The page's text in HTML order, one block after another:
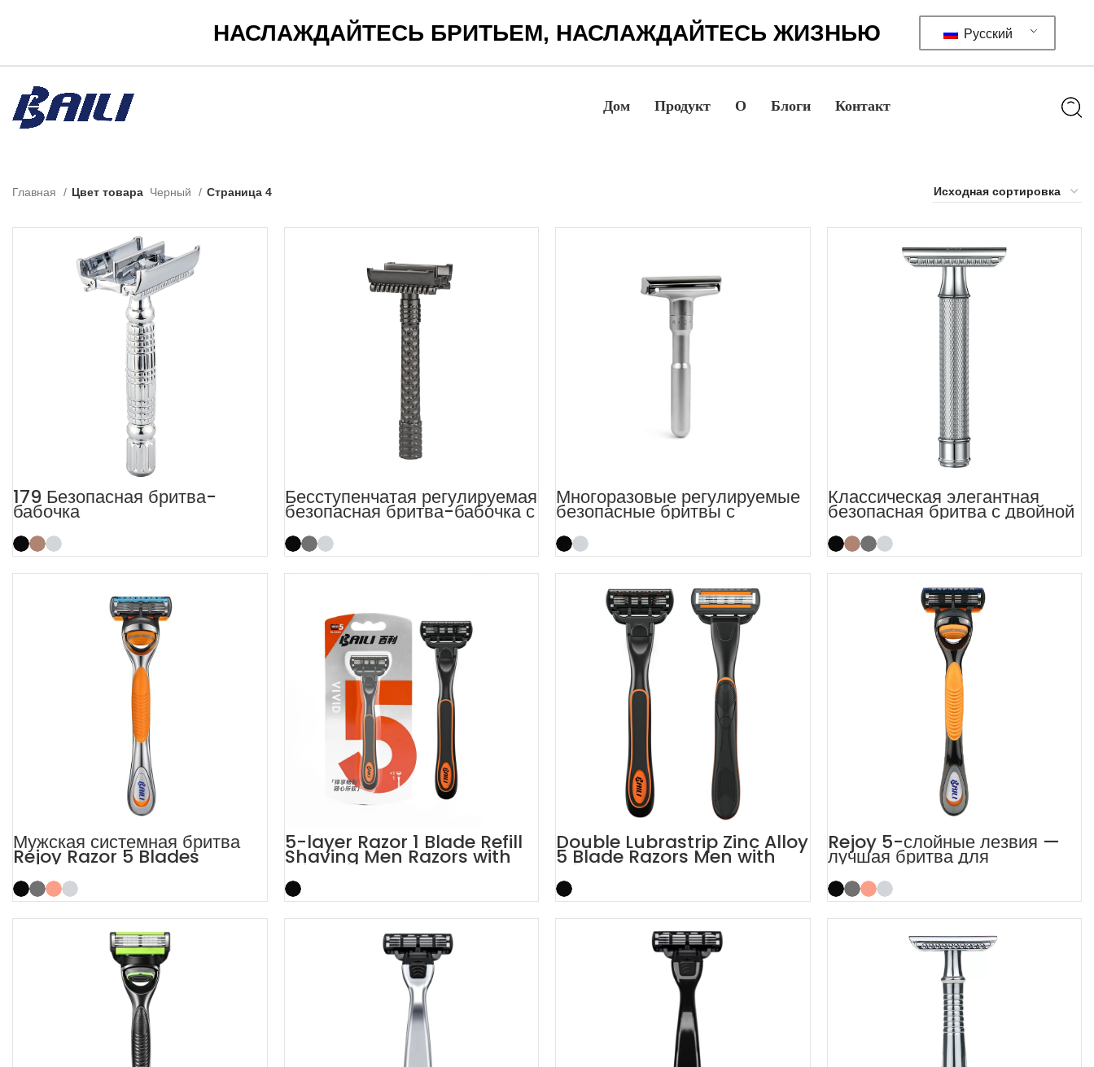
НАСЛАЖДАЙТЕСЬ БРИТЬЕМ, НАСЛАЖДАЙТЕСЬ ЖИЗНЬЮ Русский
Дом Продукт О Блоги Контакт
Главная Цвет товара Черный Страница 4
179 Безопасная бритва-
бабочка
Бесступенчатая регулируемая
безопасная бритва-бабочка с
открытым гребнем
Многоразовые регулируемые
безопасные бритвы с
двойным лезвием для
умеренной агрессивности
Классическая элегантная
безопасная бритва с двойной
кромкой Tale для мужчин
Мужская системная бритва
Rejoy Razor 5 Blades
5-layer Razor 1 Blade Refill
Shaving Men Razors with
Trimmer
Double Lubrastrip Zinc Alloy
5 Blade Razors Men with
Trimmer
Rejoy 5-слойные лезвия —
лучшая бритва для
чувствительной кожи